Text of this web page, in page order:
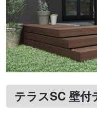
テラスSC 壁付